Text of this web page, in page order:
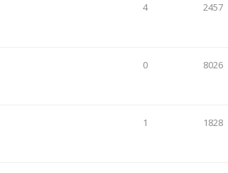
4 2457
0 8026
1 1828